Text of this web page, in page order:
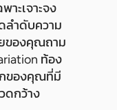
าะเจาะจง
ลำดับความ
ของคุณถาม
ท้อง
ของคุณที่มี
ดกว้าง